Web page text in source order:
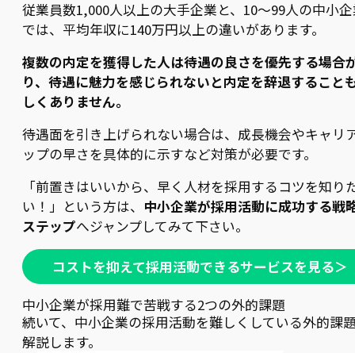
従業員数1,000人以上の大手企業と、10〜99人の中小
では、平均年収に140万円以上の違いがあります。
複数の内定を獲得した人は待遇の良さを優先する場合
り、待遇に魅力を感じられないと内定を辞退すること
しくありません。
待遇面を引き上げられない場合は、成長機会やキャリ
ップの早さを具体的に示すなど対策が必要です。
「前置きはいいから、早く人材を採用するコツを知り
い！」という方は、 中小企業が採用活動に成功する戦
ステップへジャンプしてみて下さい。
コストを抑えて採用活動できるサービスを見る＞
中小企業が採用難で苦戦する2つの外的課題
続いて、中小企業の採用活動を難しくしている外的課
解説します。